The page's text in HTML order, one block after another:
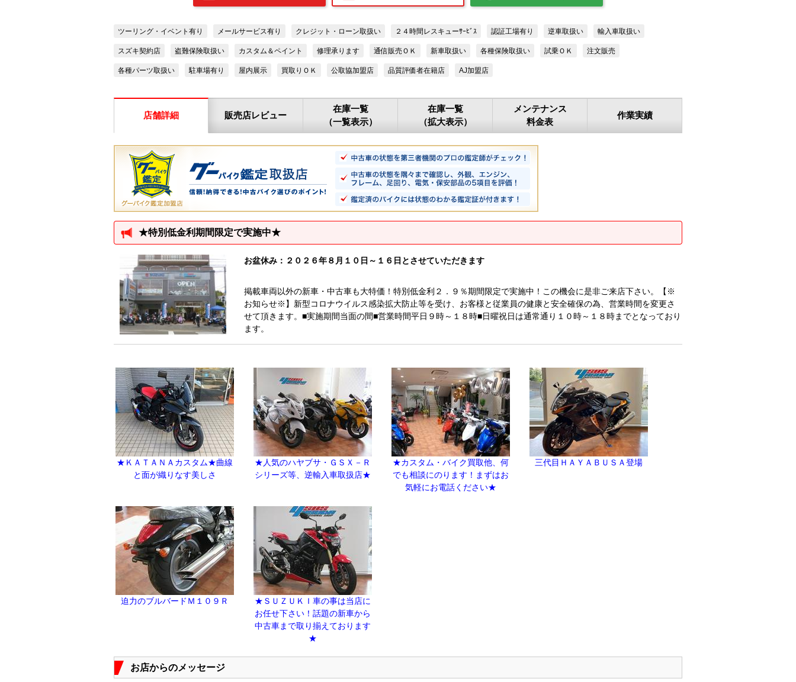
ツーリング・イベント有り メールサービス有り クレジット・ローン取扱い ２４時間レスキューｻｰﾋﾞｽ 認証工場有り 逆車取扱い 輸入車取扱い
スズキ契約店 盗難保険取扱い カスタム＆ペイント 修理承ります 通信販売ＯＫ 新車取扱い 各種保険取扱い 試乗ＯＫ 注文販売
各種パーツ取扱い 駐車場有り 屋内展示 買取りＯＫ 公取協加盟店 品質評価者在籍店 AJ加盟店
店舗詳細 販売店レビュー
在庫一覧
（一覧表示）
在庫一覧
（拡大表示）
メンテナンス
料金表
作業実績
★特別低金利期間限定で実施中★
お盆休み：２０２６年８月１０日～１６日とさせていただきます
掲載車両以外の新車・中古車も大特価！特別低金利２．９％期間限定で実施中！この機会に是非ご来店下さい。【※
お知らせ※】新型コロナウイルス感染拡大防止等を受け、お客様と従業員の健康と安全確保の為、営業時間を変更さ
せて頂きます。■実施期間当面の間■営業時間平日９時～１８時■日曜祝日は通常通り１０時～１８時までとなっており
ます。
★ＫＡＴＡＮＡカスタム★曲線
と面が織りなす美しさ
★人気のハヤブサ・ＧＳＸ－Ｒ
シリーズ等、逆輸入車取扱店★
★カスタム・バイク買取他、何
でも相談にのります！まずはお
気軽にお電話ください★
三代目ＨＡＹＡＢＵＳＡ登場
迫力のブルバードＭ１０９Ｒ
★ＳＵＺＵＫＩ車の事は当店に
お任せ下さい！話題の新車から
中古車まで取り揃えております
★
お店からのメッセージ